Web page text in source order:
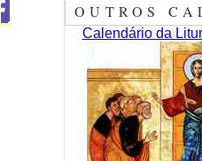
OUTROS
Calendário da